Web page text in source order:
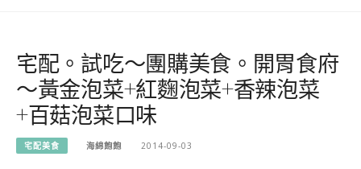
宅配。試吃～團購美食。開胃食府
～黃金泡菜+紅麴泡菜+香辣泡菜
+百菇泡菜口味
宅配美食 海綿飽飽 2014-09-03